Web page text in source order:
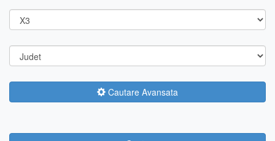
Cautare Avansata